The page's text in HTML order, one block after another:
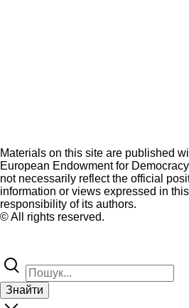
Materials on this site are published
European Endowment for
not necessarily reflect the official
information or views expressed in
responsibility of its authors.
© All rights reserved.
Знайти